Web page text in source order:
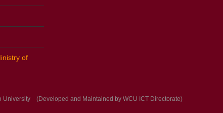
of
(Developed and Maintained by WCU ICT Directorate)